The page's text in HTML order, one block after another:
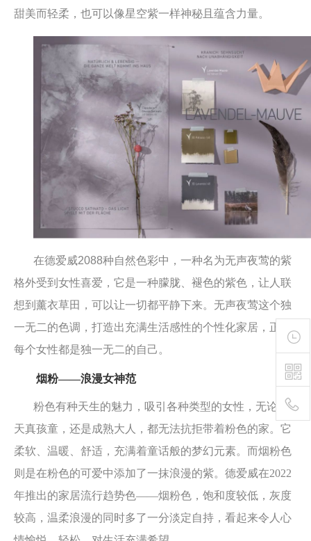
甜美而轻柔，也可以像星空紫一样神秘且蕴含力量。
在德爱威2088种自然色彩中，一种名为无声夜莺的紫
格外受到女性喜爱，它是一种朦胧、褪色的紫色，让人联
想到薰衣草田，可以让一切都平静下来。无声夜莺这个独
一无二的色调，打造出充满生活感性的个性化家居，正如
每个女性都是独一无二的自己。
烟粉——浪漫女神范
粉色有种天生的魅力，吸引各种类型的女性，无论是
天真孩童，还是成熟大人，都无法抗拒带着粉色的家。它
柔软、温暖、舒适，充满着童话般的梦幻元素。而烟粉色
则是在粉色的可爱中添加了一抹浪漫的紫。德爱威在2022
年推出的家居流行趋势色——烟粉色，饱和度较低，灰度
较高，温柔浪漫的同时多了一分淡定自持，看起来令人心
111-